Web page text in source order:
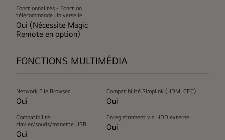
Fonctionnalités - Fonction
télécommande Universelle
Oui (Nécessite Magic
Remote en option)
FONCTIONS MULTIMÉDIA
Network File Browser
Oui
Compatibilité Simplink (HDMI CEC)
Oui
Compatibilité
clavier/souris/manette USB
Oui
Enregistrement via HDD externe
Oui